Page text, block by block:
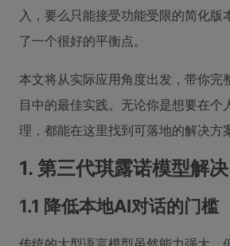
入，要么只能接受功能受限的简化
了一个很好的平衡点。
本文将从实际应用角度出发，带你
目中的最佳实践。无论你是想要在
理，都能在这里找到可落地的解决方
1. 第三代琪露诺模型解
1.1 降低本地AI对话的门槛